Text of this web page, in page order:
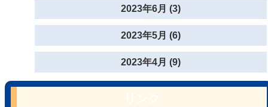
2023年6月 (3)
2023年5月 (6)
2023年4月 (9)